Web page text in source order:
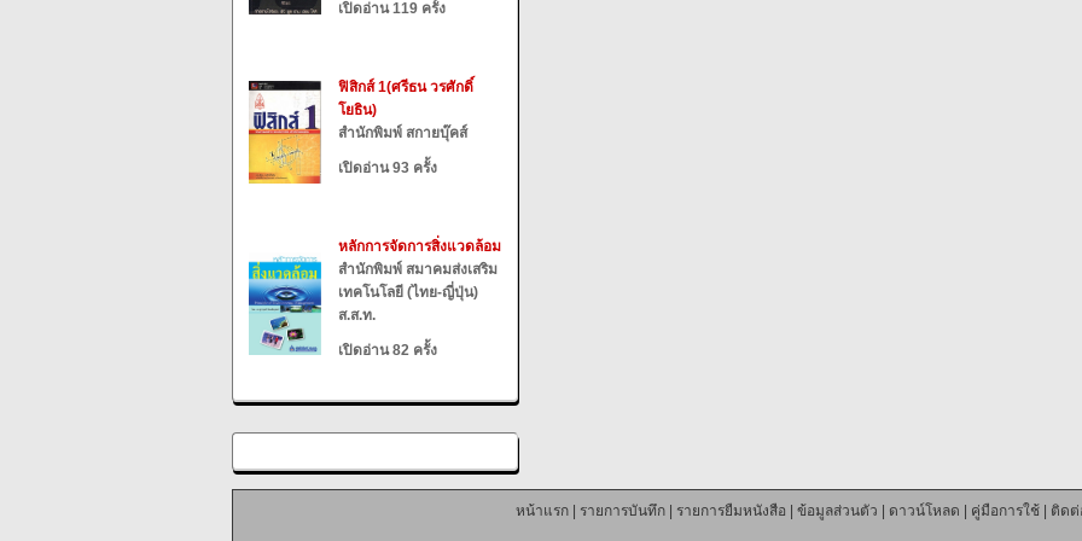
เปิดอ่าน 119 ครั้ง
ฟิสิกส์ 1(ศรีธน วรศักดิ์
โยธิน)
สำนักพิมพ์ สกายบุ๊คส์
เปิดอ่าน 93 ครั้ง
หลักการจัดการสิ่งแวดล้อม
สำนักพิมพ์ สมาคมส่งเสริม
เทคโนโลยี (ไทย-ญี่ปุ่น)
ส.ส.ท.
เปิดอ่าน 82 ครั้ง
หน้าแรก| รายการบันทึก| รายการยืมหนังสือ ข้อมูลส่วนตัว ดาวน์โหลด คู่มือการใช้| ติดต่